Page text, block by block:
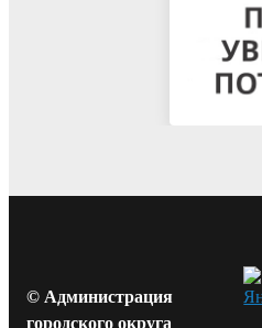
© Администрация
городского округа